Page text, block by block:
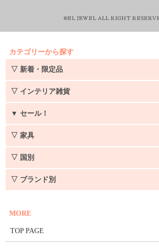
©EL JEWEL ALL RIGHT
カテゴリーから探す
▽ 新着・限定品
▽ インテリア雑貨
▼ セール！
▽ 家具
▽ 国別
▽ ブランド別
MORE
TOP PAGE